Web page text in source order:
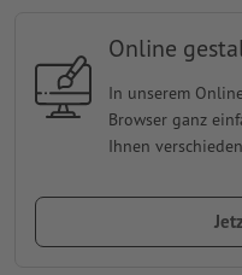
Online
In unserem
Browser ganz
Ihnen